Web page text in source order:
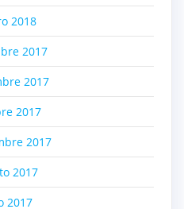
2018
2017
2017
2017
2017
2017
2017